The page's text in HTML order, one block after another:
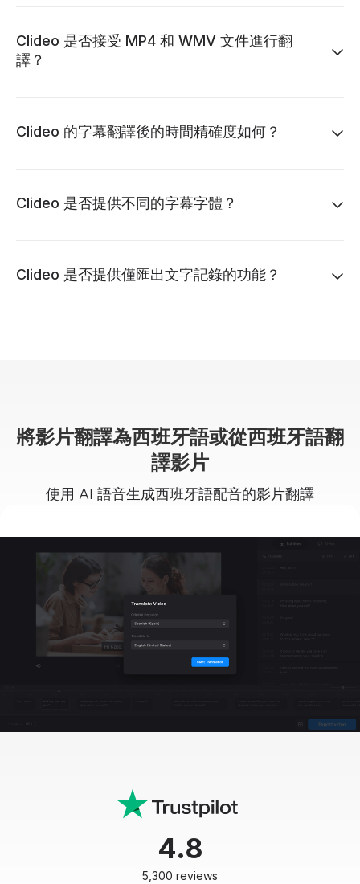
Clideo 是否接受 MP4 和 WMV 文件進行翻
譯？
Clideo 的字幕翻譯後的時間精確度如何？
Clideo 是否提供不同的字幕字體？
Clideo 是否提供僅匯出文字記錄的功能？
將影片翻譯為西班牙語或從西班牙語翻
譯影片
使用 AI 語音生成西班牙語配音的影片翻譯
4.8
5,300 reviews